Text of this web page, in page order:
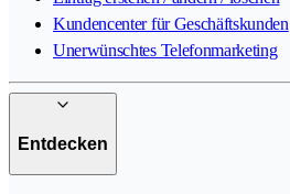
Kundencenter für Geschäftskunden
Unerwünschtes Telefonmarketing
Entdecken